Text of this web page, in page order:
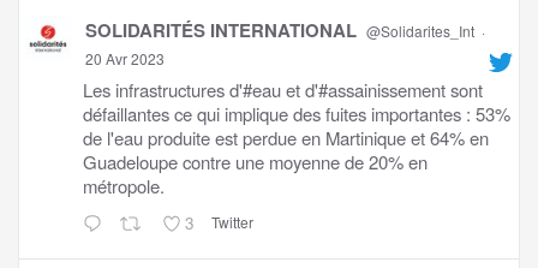
SOLIDARITÉS INTERNATIONAL @Solidarites_Int ·
20 Avr 2023
Les infrastructures d'#eau et d'#assainissement sont
défaillantes ce qui implique des fuites importantes : 53%
de l'eau produite est perdue en Martinique et 64% en
Guadeloupe contre une moyenne de 20% en
métropole.
3 Twitter